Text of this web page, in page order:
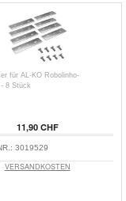
für AL-KO Robolinho-
8 Stück
11,90 CHF
3019529
VERSANDKOSTEN